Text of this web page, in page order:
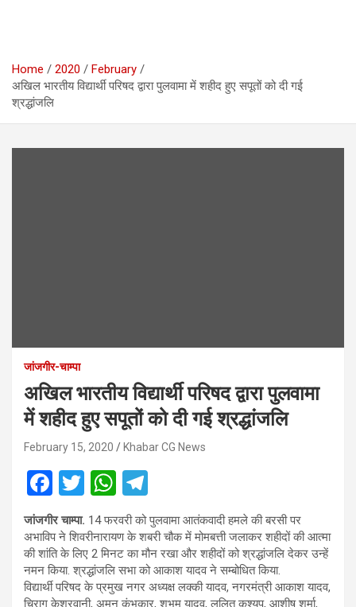
Home 2020
February
अखिल भारतीय विद्यार्थी परिषद द्वारा पुलवामा में शहीद हुए सपूतों को दी गई
श्रद्धांजलि
जांजगीर-चाम्पा
अखिल भारतीय विद्यार्थी परिषद द्वारा पुलवामा
में शहीद हुए सपूतों को दी गई श्रद्धांजलि
February 15, 2020 Khabar CG News
F
a
ce
b
o
T
wi
tt
er
W
h
at
s
A
el
e
gr
a
जांजगीर चाम्पा. 14 फरवरी को पुलवामा आतंकवादी हमले की बरसी पर
अभाविप ने शिवरीनारायण के शबरी चौक में मोमबत्ती जलाकर शहीदों की आत्मा
की शांति के लिए 2 मिनट का मौन रखा और शहीदों को श्रद्धांजलि देकर उन्हें
नमन किया. श्रद्धांजलि सभा को आकाश यादव ने सम्बोधित किया.
विद्यार्थी परिषद के प्रमुख नगर अध्यक्ष लक्की यादव, नगरमंत्री आकाश यादव,
चिराग केशरवानी, अमन कुंभकार, शुभम यादव, ललित कश्यप, आशीष शर्मा,